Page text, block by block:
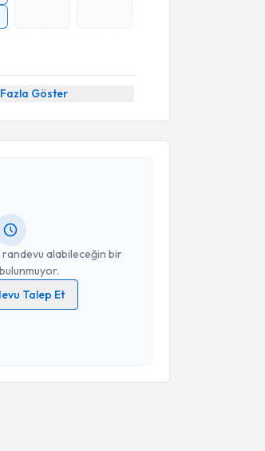
Göster
alabileceğin bir
Talep Et
ilişkinAydınlatma Metni